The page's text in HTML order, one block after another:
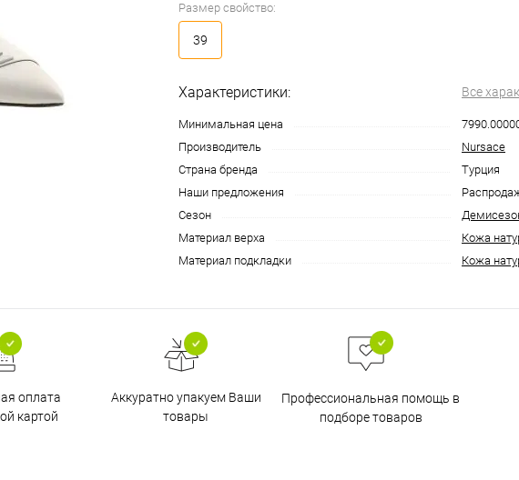
Размер свойство:
39
Характеристики: Все
Минимальная цена
Производитель
Nursace
Страна бренда
Турция
Наши предложения
Сезон
Материал верха
Кожа
Материал подкладки
Кожа
оплата
картой
Аккуратно упакуем Ваши
товары
Профессиональная помощь в
подборе товаров